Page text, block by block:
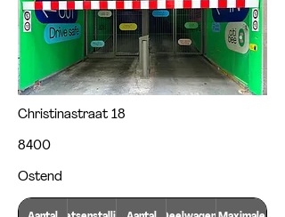
Christinastraat 18
8400
Ostend